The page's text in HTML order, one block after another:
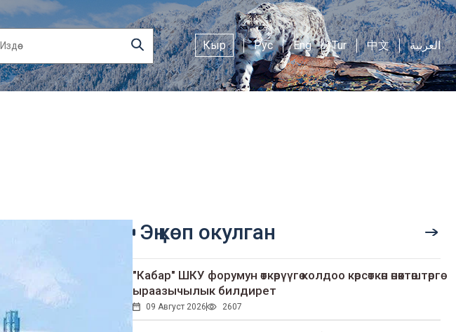
Кыр Рус Eng Tur 中文 العربية
Эң көп окулган
"Кабар" ШКУ форумун өткөрүүгө колдоо көрсөткөн өнөктөштөргө
ыраазычылык билдирет
09 Август 2026 2607